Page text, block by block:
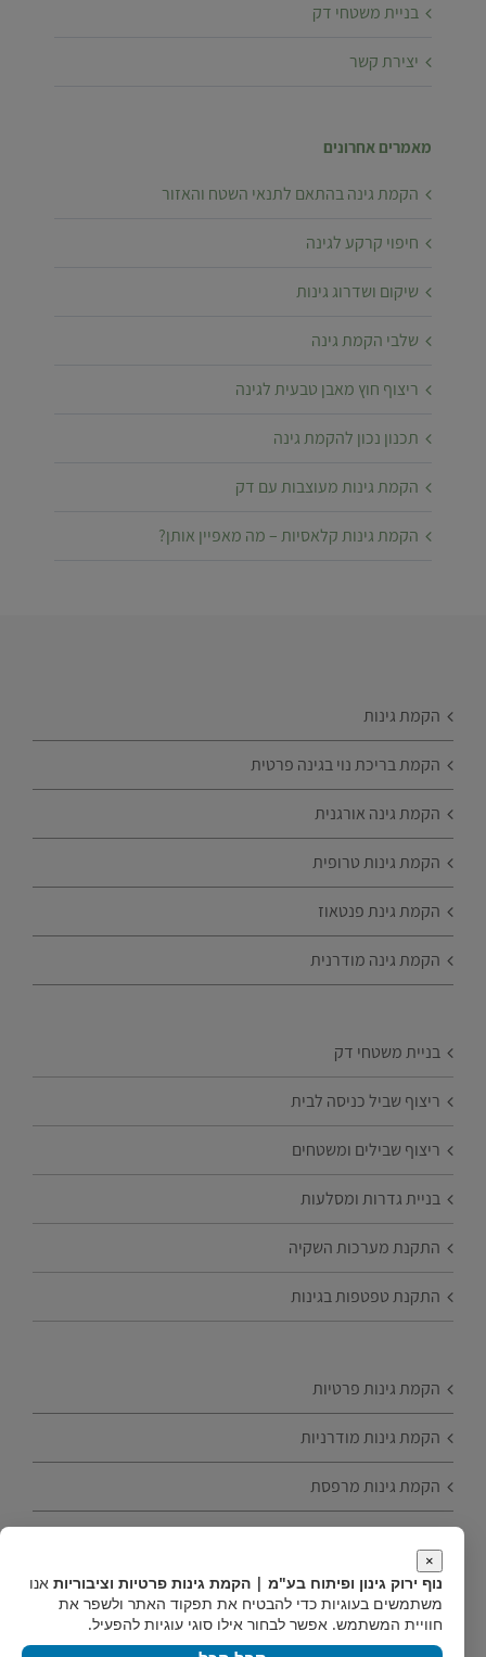
בניית משטחי דק
יצירת קשר
מאמרים אחרונים
הקמת גינה בהתאם לתנאי השטח והאזור
חיפוי קרקע לגינה
שיקום ושדרוג גינות
שלבי הקמת גינה
ריצוף חוץ מאבן טבעית לגינה
תכנון נכון להקמת גינה
הקמת גינות מעוצבות עם דק
הקמת גינות קלאסיות – מה מאפיין אותן?
הקמת גינות
הקמת בריכת נוי בגינה פרטית
הקמת גינה אורגנית
הקמת גינות טרופית
הקמת גינת פנטאוז
הקמת גינה מודרנית
בניית משטחי דק
ריצוף שביל כניסה לבית
ריצוף שבילים ומשטחים
בניית גדרות ומסלעות
התקנת מערכות השקיה
התקנת טפטפות בגינות
הקמת גינות פרטיות
הקמת גינות מודרניות
הקמת גינות מרפסת
טיפים להקמת גינה
הקמת גינות חסכוניות
×
נוף ירוק גינון ופיתוח בע"מ | הקמת גינות פרטיות וציבוריות אנו
משתמשים בעוגיות כדי להבטיח את תפקוד האתר ולשפר את
חוויית המשתמש. אפשר לבחור אילו סוגי עוגיות להפעיל.